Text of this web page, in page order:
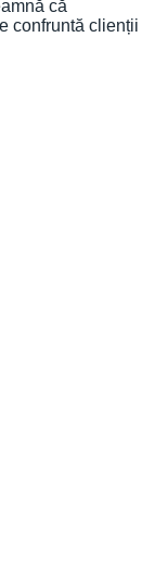
că
confruntă clienții